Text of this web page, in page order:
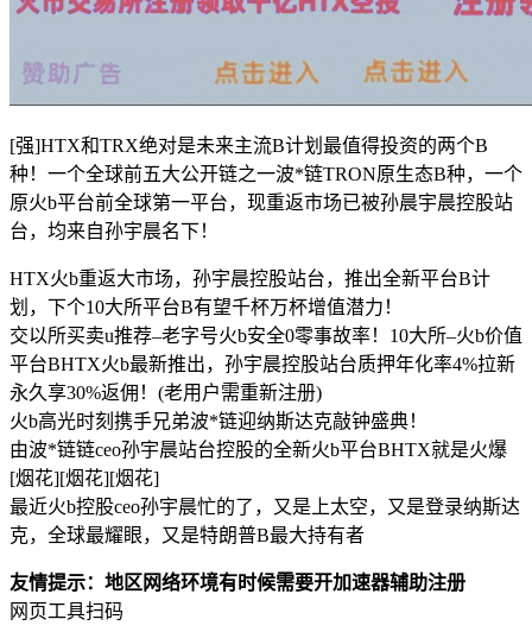
[强]HTX和TRX绝对是未来主流B计划最值得投资的两个B
种！一个全球前五大公开链之一波*链TRON原生态B种，一个
原火b平台前全球第一平台，现重返市场已被孙晨宇晨控股站
台，均来自孙宇晨名下！
HTX火b重返大市场，孙宇晨控股站台，推出全新平台B计
划，下个10大所平台B有望千杯万杯增值潜力！
交以所买卖u推荐–老字号火b安全0零事故率！10大所–火b价值
平台BHTX火b最新推出，孙宇晨控股站台质押年化率4%拉新
永久享30%返佣！(老用户需重新注册)
火b高光时刻携手兄弟波*链迎纳斯达克敲钟盛典！
由波*链链ceo孙宇晨站台控股的全新火b平台BHTX就是火爆
[烟花][烟花][烟花]
最近火b控股ceo孙宇晨忙的了，又是上太空，又是登录纳斯达
克，全球最耀眼，又是特朗普B最大持有者
友情提示：地区网络环境有时候需要开加速器辅助注册
网页工具扫码